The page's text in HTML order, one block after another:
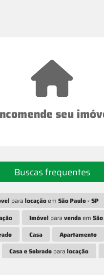
seu
Buscas frequentes
para locaçãoem São Paulo - SP
Imóvel paravendaem
Casa Apartamento
Casa e Sobrado paralocação